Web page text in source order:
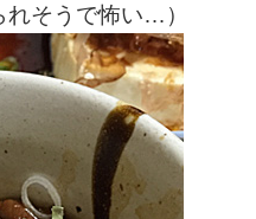
れそうで怖い…）